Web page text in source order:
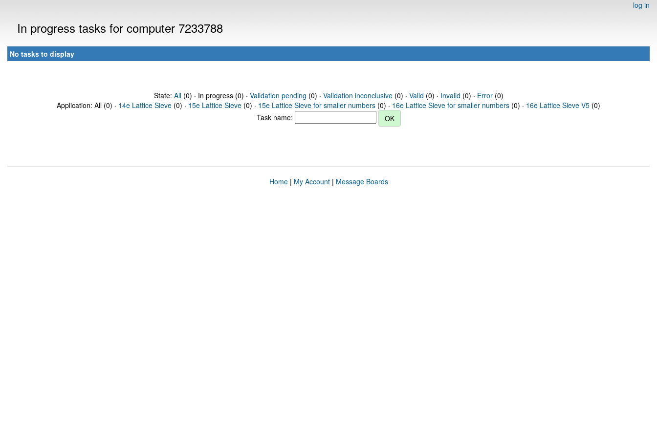
log in
In progress tasks for computer 7233788
No tasks to display
State: All(0) · In progress (0) · Validation pending (0) · Validation inconclusive(0) · Valid (0) · Invalid (0) · Error(0)
Application: All (0) · 14e Lattice Sieve (0) · 15e Lattice Sieve (0) · 15e Lattice Sieve for smaller numbers (0) · 16e Lattice Sieve for smaller numbers (0) · 16e Lattice Sieve V5 (0)
Task name:
Home| My Account| Message Boards